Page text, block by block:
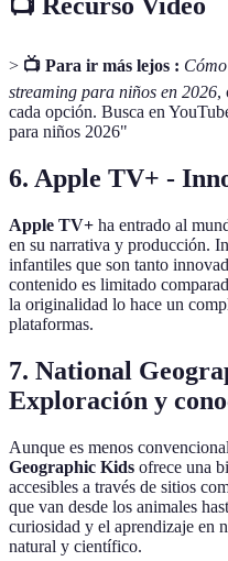
> 📺 Para ir más lejos :
streaming para niños en 2026,
cada opción. Busca en
para niños 2026"
6. Apple TV+ -
Apple TV+ ha entrado al
en su narrativa y producción.
infantiles que son tanto
contenido es limitado
la originalidad lo hace un
plataformas.
7. National
Exploración y
Aunque es menos
Geographic Kids ofrece una
accesibles a través de sitios
que van desde los animales
curiosidad y el aprendizaje en
natural y científico.